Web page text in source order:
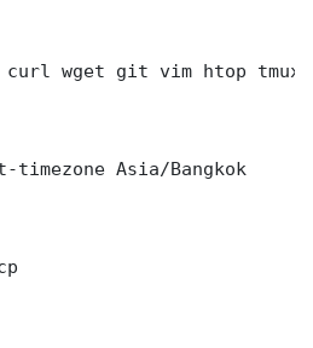
wget git vim htop tmux
Asia/Bangkok